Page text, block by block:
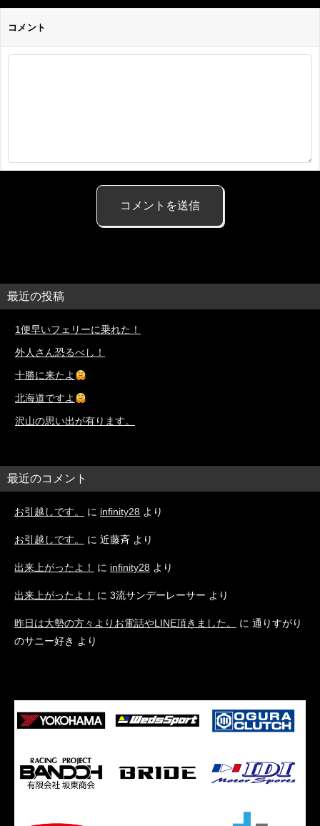
コメント
最近の投稿
1便早いフェリーに乗れた！
外人さん恐るべし！
十勝に来たよ
北海道ですよ
沢山の思い出が有ります。
最近のコメント
お引越しです。 に infinity28 より
お引越しです。 に 近藤斉 より
出来上がったよ！ に infinity28 より
出来上がったよ！ に 3流サンデーレーサー より
昨日は大勢の方々よりお電話やLINE頂きました。 に 通りすがり
のサニー好き より